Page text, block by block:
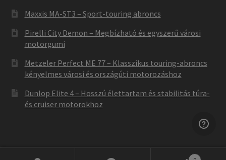
Maxxis MA-ST3 – Sport-touring abroncs
Pirelli City Demon – Megbízható és egyszerű városi
motorgumi
Metzeler Perfect ME 77 – Klasszikus touring-abroncs
kényelmes városi és országúti motorozáshoz
Dunlop Elite 4 – Hosszú élettartam és stabilitás túra-
és cruiser motorokhoz